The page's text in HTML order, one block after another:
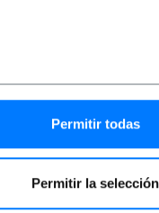
Permitir todas
Permitir la selección
del producto (ancho x
8.2 x 7.8 x 2.6 cm
del paquete: 12.8 x